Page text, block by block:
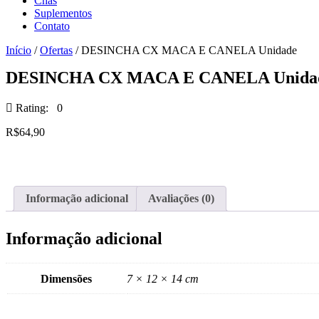
Suplementos
Contato
Início /Ofertas / DESINCHA CX MACA E CANELA Unidade
DESINCHA CX MACA E CANELA
Rating: 0
R$64,90
Informação adicional Avaliações (0)
Informação adicional
Dimensões 7 × 12 × 14 cm